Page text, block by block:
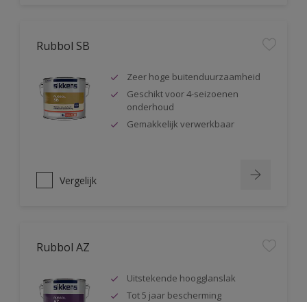
Rubbol SB
Zeer hoge buitenduurzaamheid
Geschikt voor 4-seizoenen
onderhoud
Gemakkelijk verwerkbaar
Vergelijk
Rubbol AZ
Uitstekende hoogglanslak
Tot 5 jaar bescherming